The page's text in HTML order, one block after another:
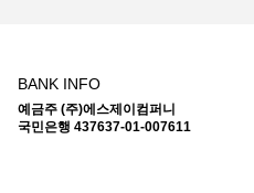
BANK INFO
예금주 (주)에스제이컴퍼니
국민은행 437637-01-007611